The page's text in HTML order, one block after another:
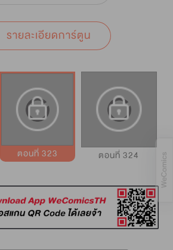
รายละเอียดการ์ตูน
ตอนที่ 323 ตอนที่ 324